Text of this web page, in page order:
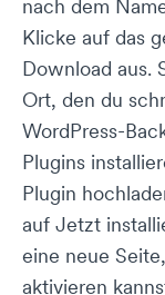
nach dem
Klicke auf das
Download aus.
Ort, den du
WordPress-
Plugins
Plugin
auf Jetzt
eine neue
aktivieren